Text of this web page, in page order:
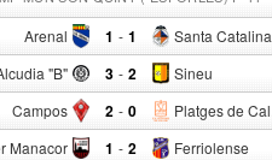
Arenal 1 - Santa Catalina Atº
1
"B" 3 - Sineu
2
Campos 2 - Platges de Calvia "B"
0
Manacor 1 - Ferriolense
2